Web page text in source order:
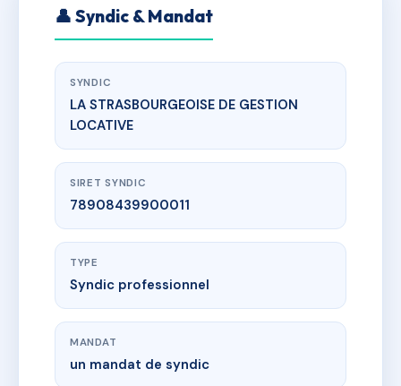
👤 Syndic & Mandat
SYNDIC
LA STRASBOURGEOISE DE GESTION
LOCATIVE
SIRET SYNDIC
78908439900011
TYPE
Syndic professionnel
MANDAT
un mandat de syndic